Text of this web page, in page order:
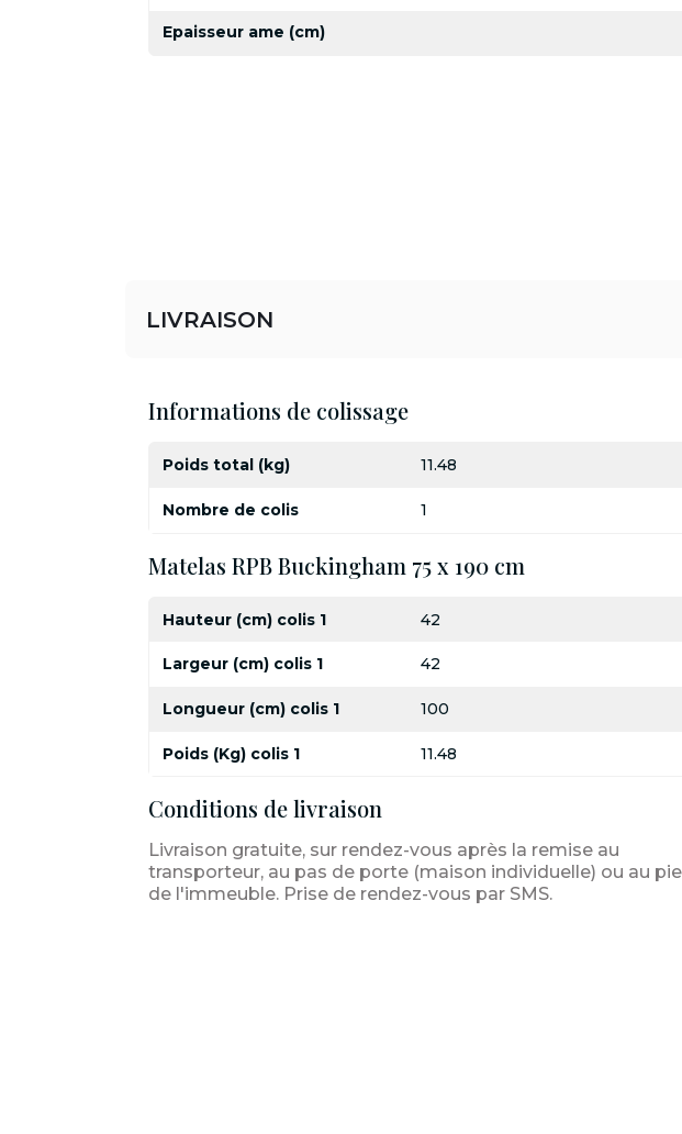
Epaisseur ame (cm)
LIVRAISON
Informations de colissage
Poids total (kg) 11.48
Nombre de colis 1
Matelas RPB Buckingham 75 x 190 cm
Hauteur (cm) colis 1 42
Largeur (cm) colis 1 42
Longueur (cm) colis 1 100
Poids (Kg) colis 1 11.48
Conditions de livraison
Livraison gratuite, sur rendez-vous après la remise au
transporteur, au pas de porte (maison individuelle) ou au
de l'immeuble. Prise de rendez-vous par SMS.